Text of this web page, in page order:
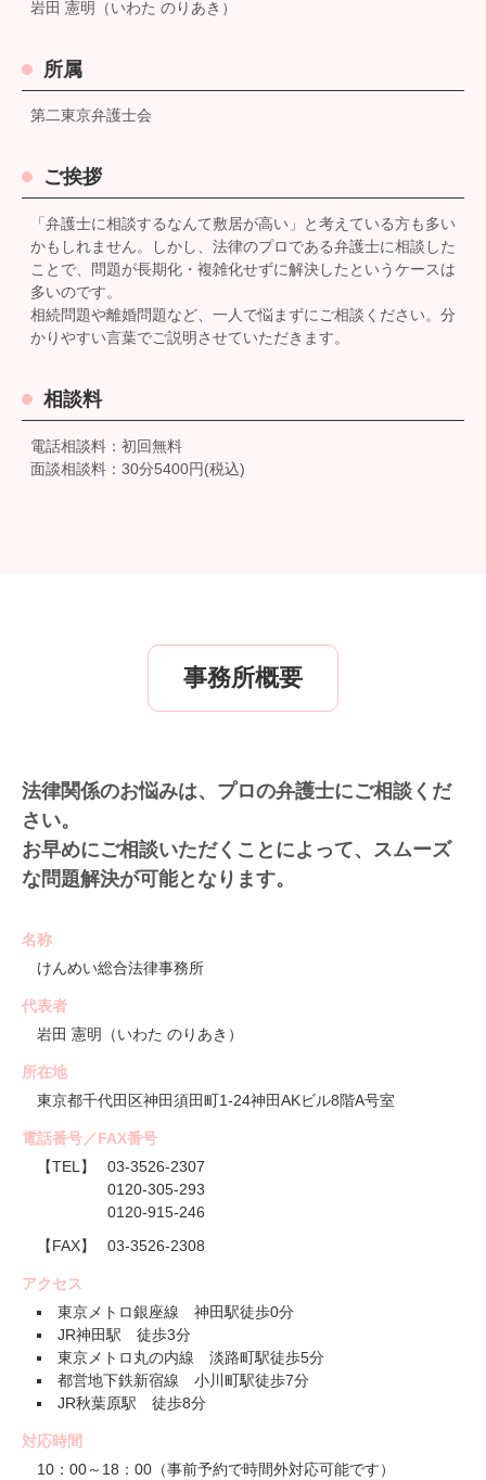
岩田 憲明（いわた のりあき）
所属
第二東京弁護士会
ご挨拶
「弁護士に相談するなんて敷居が高い」と考えている方も多い
かもしれません。しかし、法律のプロである弁護士に相談した
ことで、問題が長期化・複雑化せずに解決したというケースは
多いのです。
相続問題や離婚問題など、一人で悩まずにご相談ください。分
かりやすい言葉でご説明させていただきます。
相談料
電話相談料：初回無料
面談相談料：30分5400円(税込)
事務所概要
法律関係のお悩みは、プロの弁護士にご相談くだ
さい。
お早めにご相談いただくことによって、スムーズ
な問題解決が可能となります。
名称
けんめい総合法律事務所
代表者
岩田 憲明（いわた のりあき）
所在地
東京都千代田区神田須田町1-24神田AKビル8階A号室
電話番号／FAX番号
【TEL】
03-3526-2307
0120-305-293
0120-915-246
【FAX】
03-3526-2308
アクセス
東京メトロ銀座線 神田駅徒歩0分
JR神田駅 徒歩3分
東京メトロ丸の内線 淡路町駅徒歩5分
都営地下鉄新宿線 小川町駅徒歩7分
JR秋葉原駅 徒歩8分
対応時間
10：00～18：00（事前予約で時間外対応可能です）